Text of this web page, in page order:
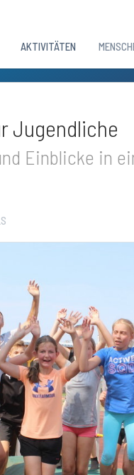
AKTIVITÄTEN
Jugendliche
Einblicke in